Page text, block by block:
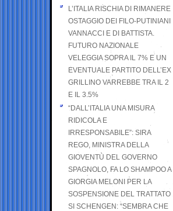
L’ITALIA RISCHIA DI RIMANERE
OSTAGGIO DEI FILO-PUTINIANI
VANNACCI E DI BATTISTA.
FUTURO NAZIONALE
VELEGGIA SOPRA IL 7% E UN
EVENTUALE PARTITO DELL’EX
GRILLINO VARREBBE TRA IL 2
E IL 3.5%
“DALL’ITALIA UNA MISURA
RIDICOLA E
IRRESPONSABILE”: SIRA
REGO, MINISTRA DELLA
GIOVENTÙ DEL GOVERNO
SPAGNOLO, FA LO SHAMPOO A
GIORGIA MELONI PER LA
SOSPENSIONE DEL TRATTATO
SI SCHENGEN: “SEMBRA CHE